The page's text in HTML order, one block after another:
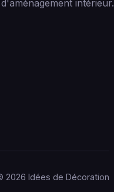
intérieur.
2026 Idées de Décoration